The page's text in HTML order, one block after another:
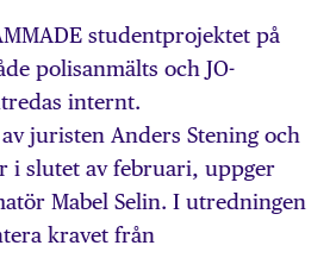
studentprojektet på
polisanmälts och JO-
internt.
juristen Anders Stening och
i slutet av februari, uppger
Mabel Selin. I utredningen
kravet från